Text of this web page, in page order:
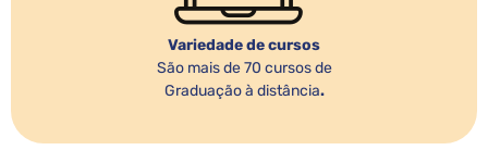
Variedade de cursos
São mais de 70 cursos de
Graduação à distância.